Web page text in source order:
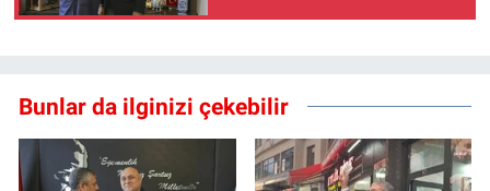
Bunlar da ilginizi çekebilir